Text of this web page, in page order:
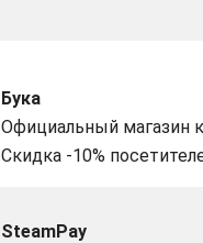
Бука
Официальный магазин
Скидка -10%
SteamPay